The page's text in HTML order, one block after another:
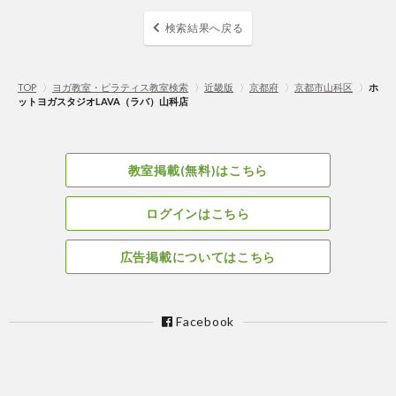
検索結果へ戻る
TOP 〉 ヨガ教室・ピラティス教室検索 〉 近畿版 〉 京都府 〉 京都市山科区 〉 ホ
ットヨガスタジオLAVA（ラバ）山科店
教室掲載(無料)はこちら
ログインはこちら
広告掲載についてはこちら
Facebook